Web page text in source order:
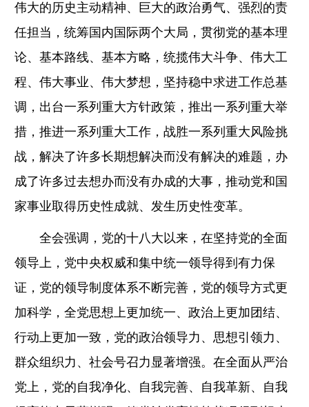
伟大的历史主动精神、巨大的政治勇气、强烈的责
任担当，统筹国内国际两个大局，贯彻党的基本理
论、基本路线、基本方略，统揽伟大斗争、伟大工
程、伟大事业、伟大梦想，坚持稳中求进工作总基
调，出台一系列重大方针政策，推出一系列重大举
措，推进一系列重大工作，战胜一系列重大风险挑
战，解决了许多长期想解决而没有解决的难题，办
成了许多过去想办而没有办成的大事，推动党和国
家事业取得历史性成就、发生历史性变革。
全会强调，党的十八大以来，在坚持党的全面
领导上，党中央权威和集中统一领导得到有力保
证，党的领导制度体系不断完善，党的领导方式更
加科学，全党思想上更加统一、政治上更加团结、
行动上更加一致，党的政治领导力、思想引领力、
群众组织力、社会号召力显著增强。在全面从严治
党上，党的自我净化、自我完善、自我革新、自我